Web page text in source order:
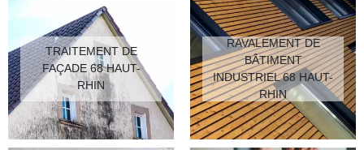
TRAITEMENT DE
FAÇADE 68 HAUT-
RHIN
RAVALEMENT DE
BÂTIMENT
INDUSTRIEL 68 HAUT-
RHIN